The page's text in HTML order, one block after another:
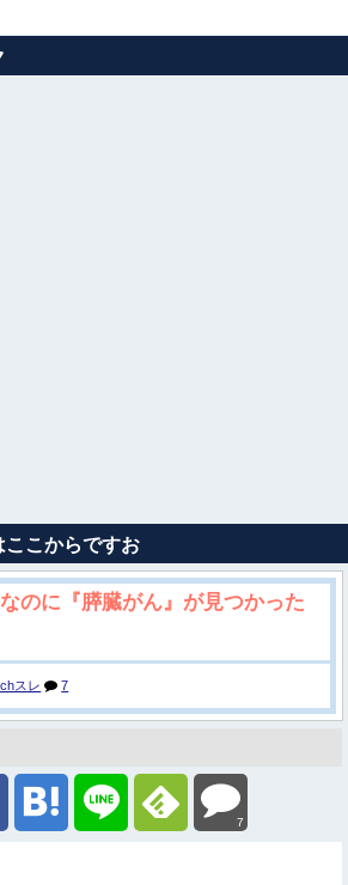
互RSS
ここからですお
なのに『膵臓がん』が見つかった
スレ 7
7